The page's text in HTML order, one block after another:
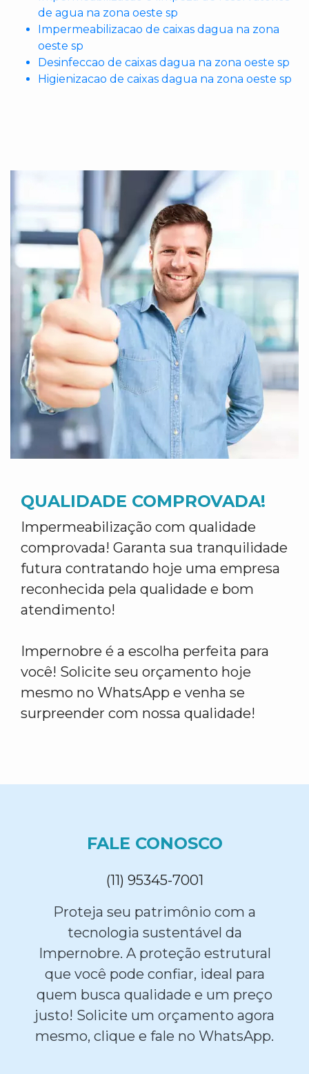
de agua na zona oeste sp
Impermeabilizacao de caixas dagua na zona
oeste sp
Desinfeccao de caixas dagua na zona oeste sp
Higienizacao de caixas dagua na zona oeste sp
QUALIDADE COMPROVADA!
Impermeabilização com qualidade
comprovada! Garanta sua tranquilidade
futura contratando hoje uma empresa
reconhecida pela qualidade e bom
atendimento!
Impernobre é a escolha perfeita para
você! Solicite seu orçamento hoje
mesmo no WhatsApp e venha se
surpreender com nossa qualidade!
FALE CONOSCO
(11) 95345-7001
Proteja seu patrimônio com a
tecnologia sustentável da
Impernobre. A proteção estrutural
que você pode confiar, ideal para
quem busca qualidade e um preço
justo! Solicite um orçamento agora
mesmo, clique e fale no WhatsApp.